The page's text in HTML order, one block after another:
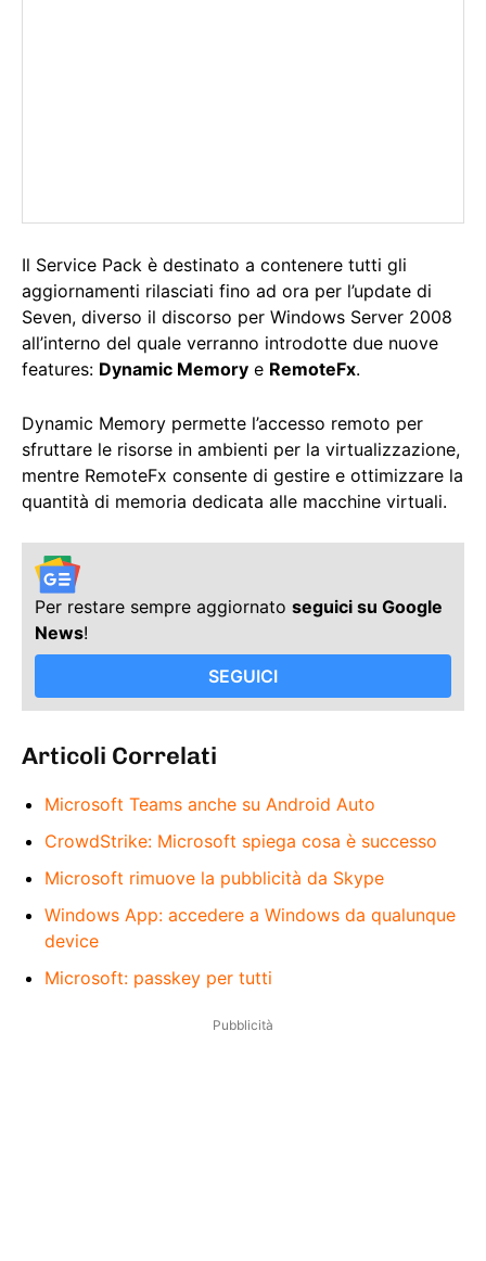
Il Service Pack è destinato a contenere tutti gli
aggiornamenti rilasciati fino ad ora per l’update di
Seven, diverso il discorso per Windows Server 2008
all’interno del quale verranno introdotte due nuove
features: Dynamic Memory e RemoteFx.
Dynamic Memory permette l’accesso remoto per
sfruttare le risorse in ambienti per la virtualizzazione,
mentre RemoteFx consente di gestire e ottimizzare la
quantità di memoria dedicata alle macchine virtuali.
Per restare sempre aggiornato seguici su Google
News!
SEGUICI
Articoli Correlati
Microsoft Teams anche su Android Auto
CrowdStrike: Microsoft spiega cosa è successo
Microsoft rimuove la pubblicità da Skype
Windows App: accedere a Windows da qualunque
device
Microsoft: passkey per tutti
Pubblicità